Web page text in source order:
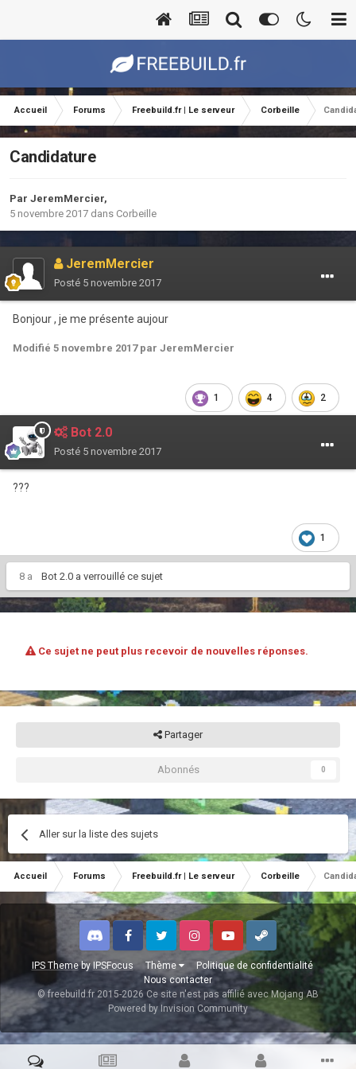
Accueil Forums Freebuild.fr | Le serveur Corbeille
Candidature
Par JeremMercier,
5 novembre 2017 dans Corbeille
JeremMercier
Posté 5 novembre 2017
Bonjour , je me présente aujour
Modifié 5 novembre 2017par JeremMercier
1 4 2
Bot 2.0
Posté 5 novembre 2017
???
1
8 a Bot 2.0 a verrouillé ce sujet
Ce sujet ne peut plus recevoir de nouvelles réponses.
Partager
Abonnés 0
Aller sur la liste des sujets
Accueil Forums Freebuild.fr | Le serveur Corbeille
IPS ThemebyIPSFocus Thème
Politique de confidentialité
Nous contacter
Discord FacebookTwitter InstagramYoutubeSteam
© freebuild.fr 2015-2026 Ce site n'est pas affilié avec Mojang AB
Powered by Invision Community